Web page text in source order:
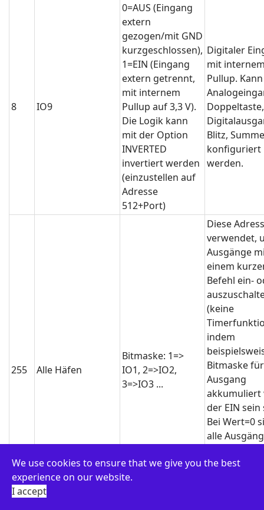
8 IO9
0=AUS (Eingang
extern
gezogen/mit GND
kurzgeschlossen),
1=EIN (Eingang
extern getrennt,
mit internem
Pullup auf 3,3 V).
Die Logik kann
mit der Option
INVERTED
invertiert werden
(einzustellen auf
Adresse
512+Port)
Digitaler
mit
Pullup.
Doppeltaste,
Blitz,
konfiguriert
werden.
255 Alle Häfen
Bitmaske: 1=>
IO1, 2=>IO2,
3=>IO3 ...
Diese
verwendet,
Ausgänge
einem
Befehl ein-
(keine
indem
Bitmaske
Ausgang
akkumuliert
der EIN sein
Bei Wert=0
alle
We use cookies to ensure that we give you the best
experience on our website.
I accept